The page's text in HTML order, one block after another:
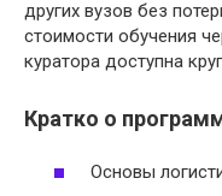
других вузов без
стоимости обучения
куратора доступна
Кратко о
Основы